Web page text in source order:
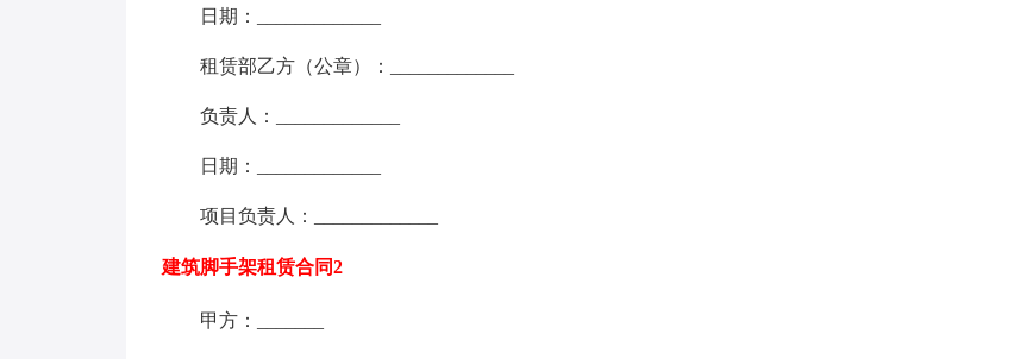
日期：_____________
租赁部乙方（公章）：_____________
负责人：_____________
日期：_____________
项目负责人：_____________
建筑脚手架租赁合同2
甲方：_______